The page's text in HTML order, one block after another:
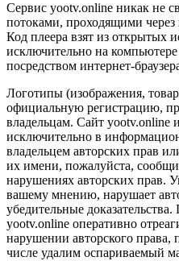
Сервис yootv.online никак не
потоками, проходящими через
Код плеера взят из открытых
исключительно на компьютере
посредством интернет-
Логотипы (изображения,
официальную регистрацию,
владельцам. Сайт yootv.online
исключительно в
владельцем авторских прав
их имени, пожалуйста,
нарушениях авторских прав.
вашему мнению, нарушает
убедительные
yootv.online оперативно
нарушении авторского права,
числе удалим оспариваемый